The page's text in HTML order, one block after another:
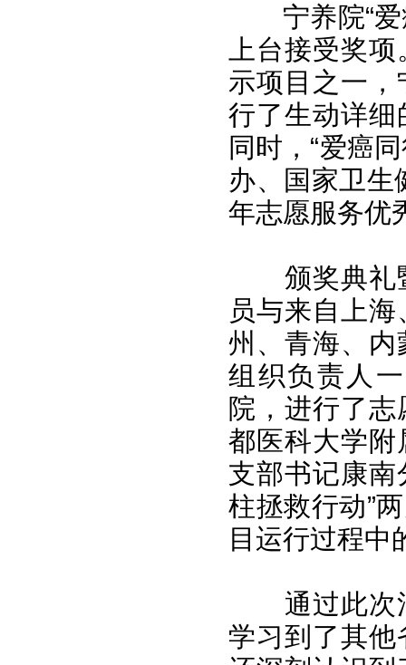
宁养院“
上台接受奖
示项目之一
行了生动详
同时，“爱癌
办、国家卫生
年志愿服务优
颁奖典礼
员与来自上
州、青海、
组织负责人
院，进行了
都医科大学
支部书记康南
柱拯救行动”
目运行过程中
通过此次
学习到了其